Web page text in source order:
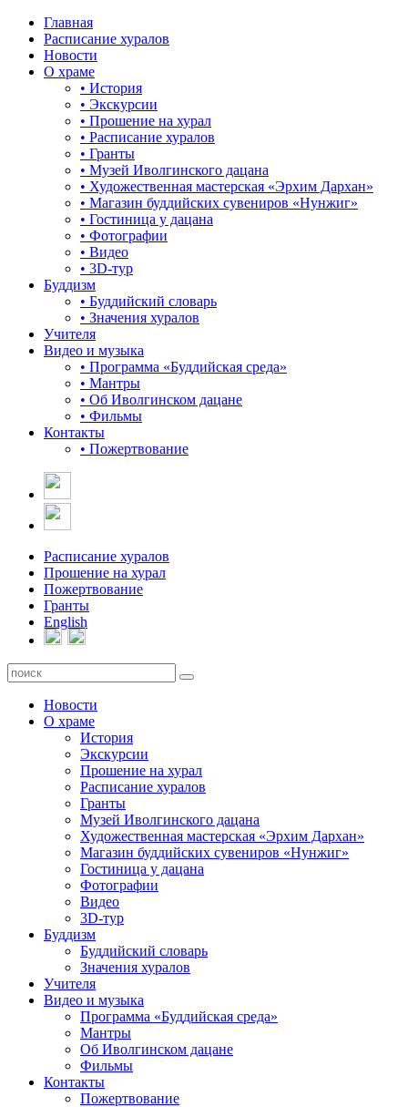
Главная
Расписание хуралов
Новости
О храме
• История
• Экскурсии
• Прошение на хурал
• Расписание хуралов
• Гранты
• Музей Иволгинского дацана
• Художественная мастерская «Эрхим Дархан»
• Магазин буддийских сувениров «Нунжиг»
• Гостиница у дацана
• Фотографии
• Видео
• 3D-тур
Буддизм
• Буддийский словарь
• Значения хуралов
Учителя
Видео и музыка
• Программа «Буддийская среда»
• Мантры
• Об Иволгинском дацане
• Фильмы
Контакты
• Пожертвование
Расписание хуралов
Прошение на хурал
Пожертвование
Гранты
English
Новости
О храме
История
Экскурсии
Прошение на хурал
Расписание хуралов
Гранты
Музей Иволгинского дацана
Художественная мастерская «Эрхим Дархан»
Магазин буддийских сувениров «Нунжиг»
Гостиница у дацана
Фотографии
Видео
3D-тур
Буддизм
Буддийский словарь
Значения хуралов
Учителя
Видео и музыка
Программа «Буддийская среда»
Мантры
Об Иволгинском дацане
Фильмы
Контакты
Пожертвование